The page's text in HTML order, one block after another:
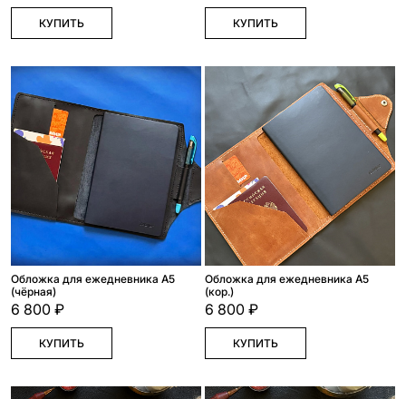
КУПИТЬ КУПИТЬ
Обложка для ежедневника А5
(чёрная)
6 800 ₽
КУПИТЬ
Обложка для ежедневника А5
(кор.)
6 800 ₽
КУПИТЬ